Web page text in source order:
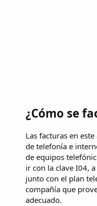
¿Cómo se
Las facturas en
de telefonía e
de equipos
ir con la clave I04,
junto con el plan
compañía que
adecuado.